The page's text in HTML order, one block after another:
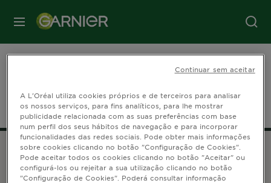
MENU
Filtros UV: O que é e para que
ATENDIMENTO AO CLIENTE
A L'Oréal utiliza cookies próprios e de terceiros para analisar
os nossos serviços, para fins analíticos, para lhe mostrar
publicidade relacionada com as suas preferências com base
num perfil dos seus hábitos de navegação e para incorporar
funcionalidades das redes sociais. Pode obter mais informações
sobre cookies clicando no botão "Configuração de Cookies".
Pode aceitar todos os cookies clicando no botão "Aceitar" ou
configurá-los ou rejeitar a sua utilização clicando no botão
"Configuração de Cookies". Poderá consultar informação
Continuar sem aceitar